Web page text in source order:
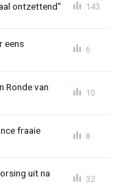
ontzettend" 143
eens
6
Ronde van
10
fraaie
8
uit na
32